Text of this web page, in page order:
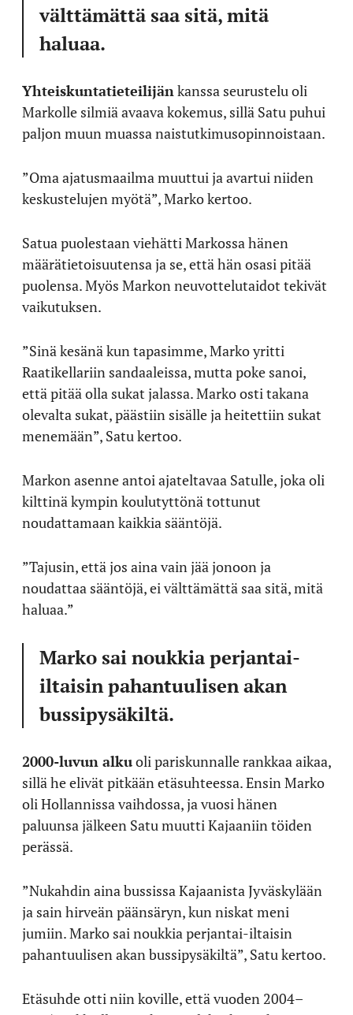
välttämättä saa sitä, mitä
haluaa.
Yhteiskuntatieteilijän kanssa seurustelu oli
Markolle silmiä avaava kokemus, sillä Satu puhui
paljon muun muassa naistutkimusopinnoistaan.
”Oma ajatusmaailma muuttui ja avartui niiden
keskustelujen myötä”, Marko kertoo.
Satua puolestaan viehätti Markossa hänen
määrätietoisuutensa ja se, että hän osasi pitää
puolensa. Myös Markon neuvottelutaidot tekivät
vaikutuksen.
”Sinä kesänä kun tapasimme, Marko yritti
Raatikellariin sandaaleissa, mutta poke sanoi,
että pitää olla sukat jalassa. Marko osti takana
olevalta sukat, päästiin sisälle ja heitettiin sukat
menemään”, Satu kertoo.
Markon asenne antoi ajateltavaa Satulle, joka oli
kilttinä kympin koulutyttönä tottunut
noudattamaan kaikkia sääntöjä.
”Tajusin, että jos aina vain jää jonoon ja
noudattaa sääntöjä, ei välttämättä saa sitä, mitä
haluaa.”
Marko sai noukkia perjantai-
iltaisin pahantuulisen akan
bussipysäkiltä.
2000-luvun alkuoli pariskunnalle rankkaa aikaa,
sillä he elivät pitkään etäsuhteessa. Ensin Marko
oli Hollannissa vaihdossa, ja vuosi hänen
paluunsa jälkeen Satu muutti Kajaaniin töiden
perässä.
”Nukahdin aina bussissa Kajaanista Jyväskylään
ja sain hirveän päänsäryn, kun niskat meni
jumiin. Marko sai noukkia perjantai-iltaisin
pahantuulisen akan bussipysäkiltä”, Satu kertoo.
Etäsuhde otti niin koville, että vuoden 2004–